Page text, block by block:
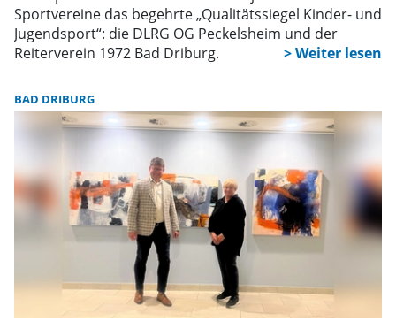
Sportvereine das begehrte „Qualitätssiegel Kinder- und
Jugendsport“: die DLRG OG Peckelsheim und der
Reiterverein 1972 Bad Driburg.
BAD DRIBURG